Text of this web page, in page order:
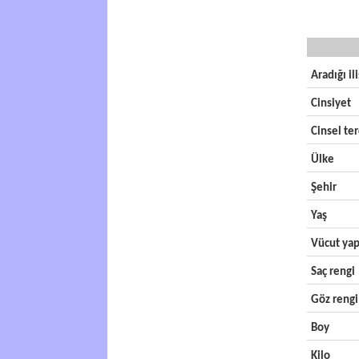
Aradığı
Cinsiyet
Cinsel
Ülke
Şehir
Yaş
Vücut
Saç rengi
Göz rengi
Boy
Kilo